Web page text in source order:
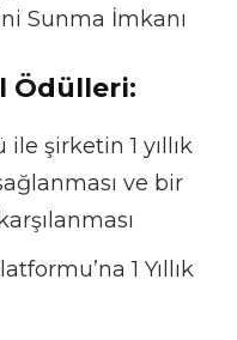
Sunma İmkanı
Ödülleri:
şirketin 1 yıllık
ve bir
1 Yıllık